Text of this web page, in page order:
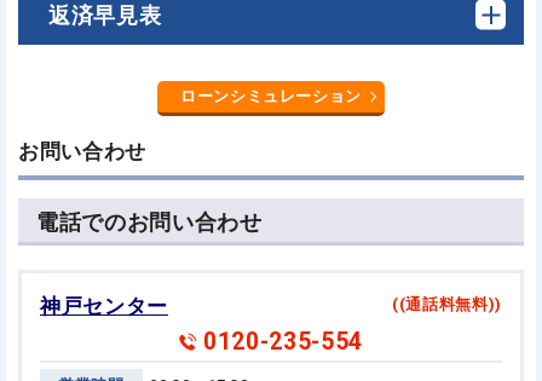
返済早見表
ローンシミュレーション
お問い合わせ
電話でのお問い合わせ
神戸センター ((通話料無料))
0120-235-554